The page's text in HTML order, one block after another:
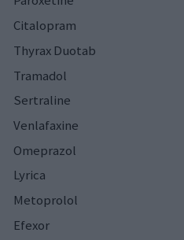
Citalopram
Thyrax Duotab
Tramadol
Sertraline
Venlafaxine
Omeprazol
Lyrica
Metoprolol
Efexor